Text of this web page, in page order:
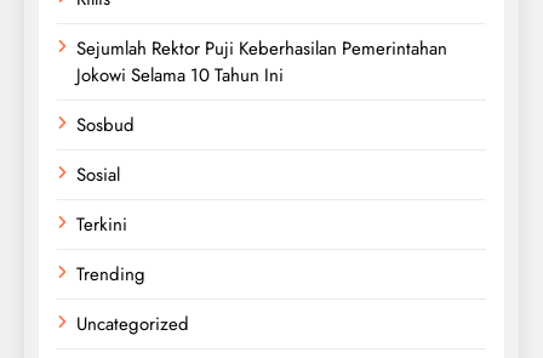
Sejumlah Rektor Puji Keberhasilan Pemerintahan
Jokowi Selama 10 Tahun Ini
Sosbud
Sosial
Terkini
Trending
Uncategorized